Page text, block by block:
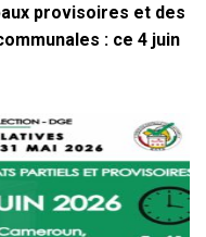
provisoires et des
: ce 4 juin